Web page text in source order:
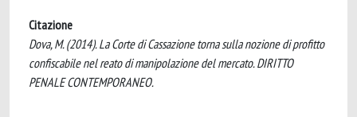
Citazione
Dova, M. (2014). La Corte di Cassazione torna sulla nozione di profitto
confiscabile nel reato di manipolazione del mercato. DIRITTO
PENALE CONTEMPORANEO.